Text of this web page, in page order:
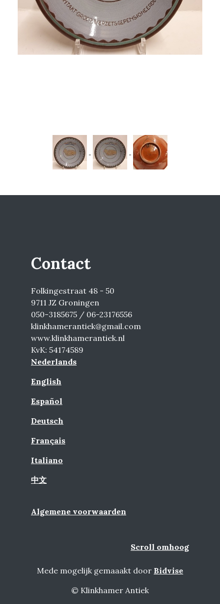
Contact
Folkingestraat 48 - 50
9711 JZ Groningen
050-3185675 / 06-23176556
klinkhamerantiek@gmail.com
www.klinkhamerantiek.nl
KvK: 54174589
Nederlands
English
Español
Deutsch
Français
Italiano
中文
Algemene voorwaarden
Scroll omhoog
Mede mogelijk gemaaakt door Bidvise
© Klinkhamer Antiek